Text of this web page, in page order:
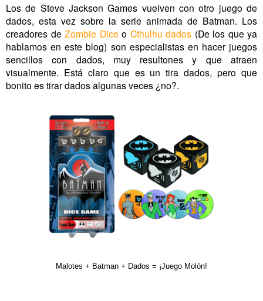
Los de Steve Jackson Games vuelven con otro juego de
dados, esta vez sobre la serie animada de Batman. Los
creadores de Zombie Dice o Cthulhu dados (De los que ya
hablamos en este blog) son especialistas en hacer juegos
sencillos con dados, muy resultones y que atraen
visualmente. Está claro que es un tira dados, pero que
bonito es tirar dados algunas veces ¿no?.
Malotes + Batman + Dados = ¡Juego Molón!